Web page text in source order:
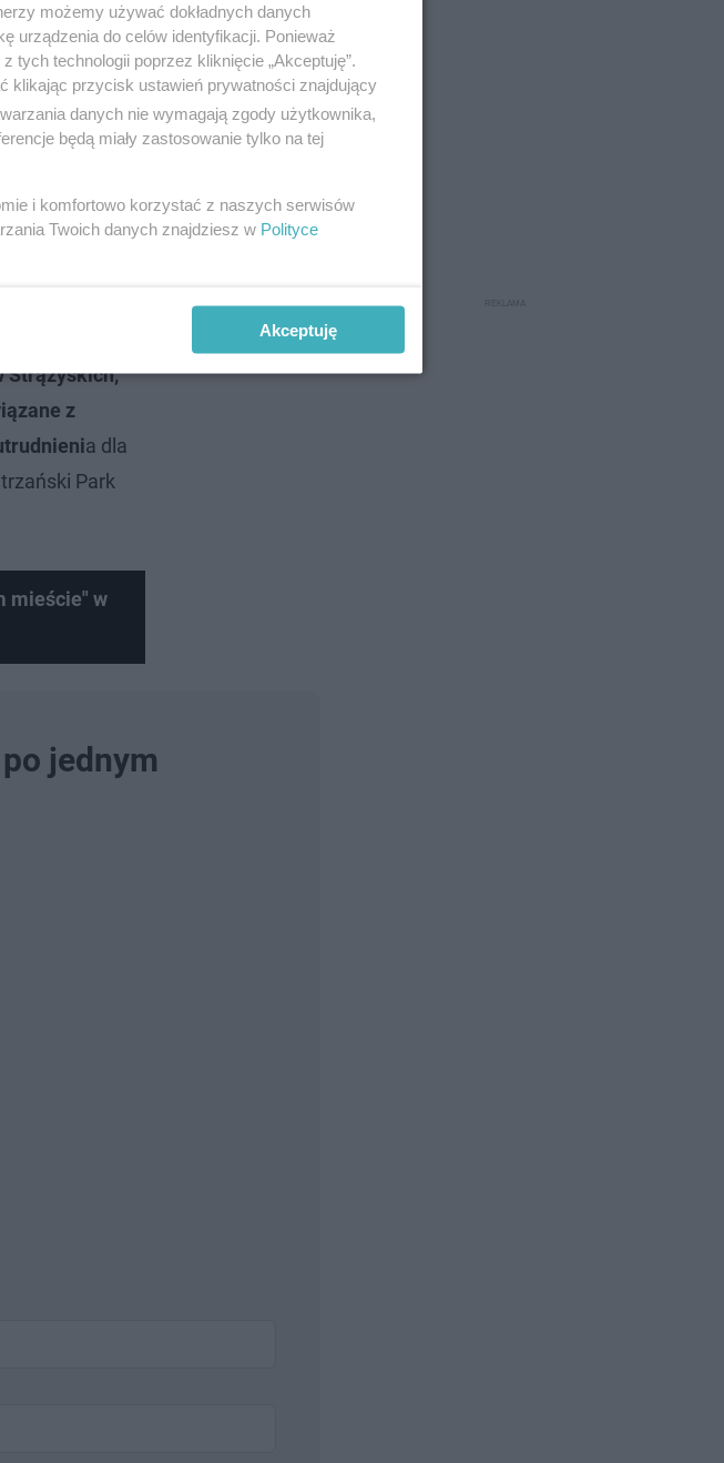
W miejscach
łańcuchy,
—
Rysów,
Żlebu
Strążyskich,
z
a dla
Park
mieście" w
jednym
możemy używać dokładnych danych
urządzenia do celów identyfikacji. Ponieważ
tych technologii poprzez kliknięcie „Akceptuję”.
klikając przycisk ustawień prywatności znajdujący
danych nie wymagają zgody użytkownika,
będą miały zastosowanie tylko na tej
i komfortowo korzystać z naszych serwisów
Twoich danych znajdziesz w Polityce
Akceptuję